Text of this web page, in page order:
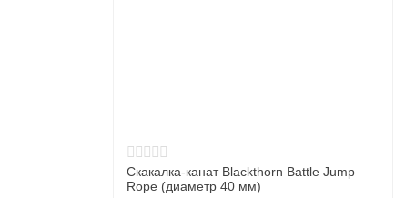
Скакалка-канат Blackthorn Battle Jump
Rope (диаметр 40 мм)